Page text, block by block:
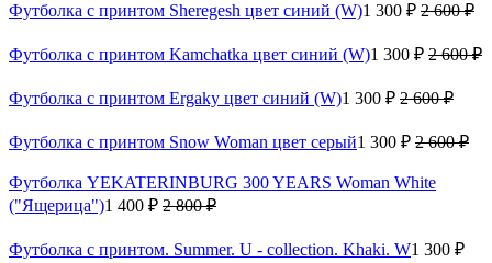
Футболка с принтом Sheregesh цвет синий (W)1 300 ₽ 2 600 ₽
Футболка с принтом Kamchatka цвет синий (W)1 300 ₽ 2 600 ₽
Футболка с принтом Ergaky цвет синий (W)1 300 ₽ 2 600 ₽
Футболка с принтом Snow Woman цвет серый1 300 ₽ 2 600 ₽
Футболка YEKATERINBURG 300 YEARS Woman White
("Ящерица")1 400 ₽ 2 800 ₽
Футболка с принтом. Summer. U - collection. Khaki. W1 300 ₽